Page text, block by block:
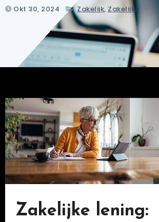
Okt 30, 2024 Zakelijk, Zakelijke
Zakelijke lening: